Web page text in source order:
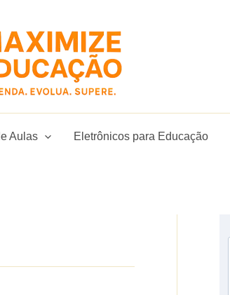
Aulas Eletrônicos para Educação